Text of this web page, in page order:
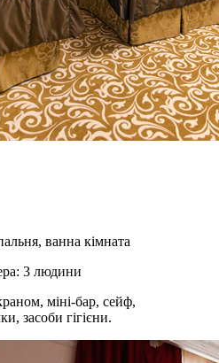
ванна кімната
3 людини
міні-бар, сейф,
засоби гігієни.